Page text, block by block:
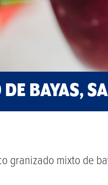
BAYAS,
granizado mixto de